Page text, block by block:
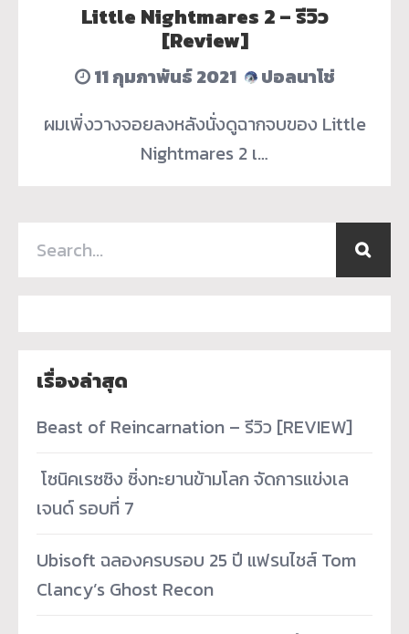
Little Nightmares 2 – รีวิว
[Review]
11 กุมภาพันธ์ 2021
ปอลนาโช่
ผมเพิ่งวางจอยลงหลังนั่งดูฉากจบของ Little
Nightmares 2 เ…
เรื่องล่าสุด
Beast of Reincarnation – รีวิว [REVIEW]
­ โซนิคเรซซิง ซิ่งทะยานข้ามโลก จัดการแข่งเล
เจนด์ รอบที่ 7
Ubisoft ฉลองครบรอบ 25 ปี แฟรนไชส์ Tom
Clancy’s Ghost Recon